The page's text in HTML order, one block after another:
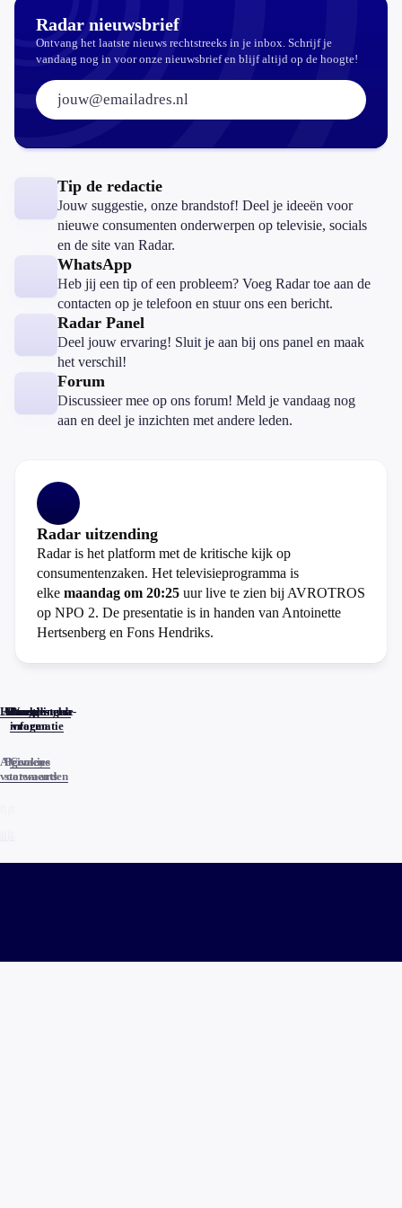
Radar nieuwsbrief
Ontvang het laatste nieuws rechtstreeks in je inbox. Schrijf je
vandaag nog in voor onze nieuwsbrief en blijf altijd op de hoogte!
E-mailadres:
Tip de redactie
Jouw suggestie, onze brandstof! Deel je ideeën voor
nieuwe consumenten onderwerpen op televisie, socials
en de site van Radar.
WhatsApp
Heb jij een tip of een probleem? Voeg Radar toe aan de
contacten op je telefoon en stuur ons een bericht.
Radar Panel
Deel jouw ervaring! Sluit je aan bij ons panel en maak
het verschil!
Forum
Discussieer mee op ons forum! Meld je vandaag nog
aan en deel je inzichten met andere leden.
Radar uitzending
Radar is het platform met de kritische kijk op
consumentenzaken. Het televisieprogramma is
elke maandag om 20:25 uur live te zien bij AVROTROS
op NPO 2. De presentatie is in handen van Antoinette
Hertsenberg en Fons Hendriks.
Home
Actueel
Uitzendingen
Reacties
Programma-
informatie
Veelgestelde
vragen
Algemene
voorwaarden
Privacy
statements
Cookies